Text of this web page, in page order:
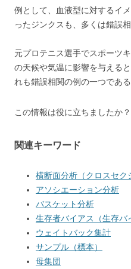
例として、血液型に対するイ
ったジンクスも、多くは錯誤相
元プロテニス選手でスポーツ
の天候や気温に影響を与える
れも錯誤相関の例の一つである
この情報は役に立ちましたか？
関連キーワード
横断面分析（クロスセク
アソシエーション分析
バスケット分析
生存者バイアス（生存バ
ウェイトバック集計
サンプル（標本）
母集団